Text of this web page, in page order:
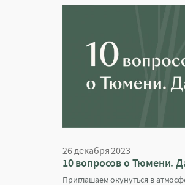
26 декабря 2023
10 вопросов о Тюмени.
Приглашаем окунуться в